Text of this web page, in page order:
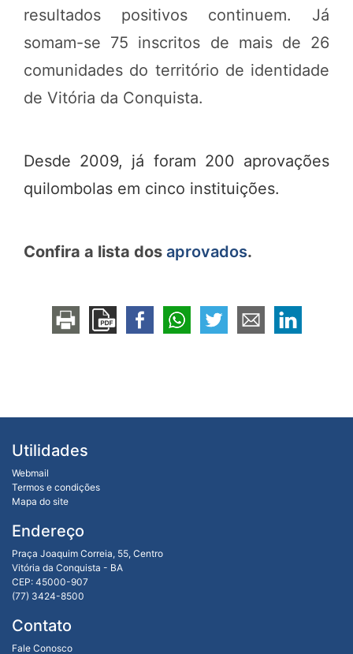
resultados positivos continuem. Já
somam-se 75 inscritos de mais de 26
comunidades do território de identidade
de Vitória da Conquista.
Desde 2009, já foram 200 aprovações
quilombolas em cinco instituições.
Confira a lista dos aprovados.
Utilidades
Webmail
Termos e condições
Mapa do site
Endereço
Praça Joaquim Correia, 55, Centro
Vitória da Conquista - BA
CEP: 45000-907
(77) 3424-8500
Contato
Fale Conosco